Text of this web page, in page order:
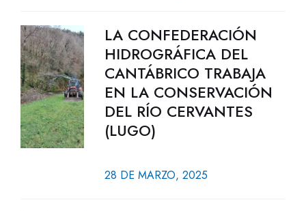
LA CONFEDERACIÓN
HIDROGRÁFICA DEL
CANTÁBRICO TRABAJA
EN LA CONSERVACIÓN
DEL RÍO CERVANTES
(LUGO)
28 DE MARZO, 2025